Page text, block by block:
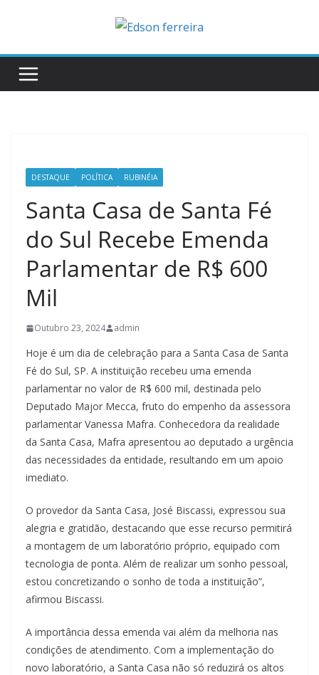
DESTAQUE POLÍTICA RUBINÉIA
Santa Casa de Santa Fé
do Sul Recebe Emenda
Parlamentar de R$ 600
Mil
Outubro 23, 2024 admin
Hoje é um dia de celebração para a Santa Casa de Santa
Fé do Sul, SP. A instituição recebeu uma emenda
parlamentar no valor de R$ 600 mil, destinada pelo
Deputado Major Mecca, fruto do empenho da assessora
parlamentar Vanessa Mafra. Conhecedora da realidade
da Santa Casa, Mafra apresentou ao deputado a urgência
das necessidades da entidade, resultando em um apoio
imediato.
O provedor da Santa Casa, José Biscassi, expressou sua
alegria e gratidão, destacando que esse recurso permitirá
a montagem de um laboratório próprio, equipado com
tecnologia de ponta. Além de realizar um sonho pessoal,
estou concretizando o sonho de toda a instituição”,
afirmou Biscassi.
A importância dessa emenda vai além da melhoria nas
condições de atendimento. Com a implementação do
novo laboratório, a Santa Casa não só reduzirá os altos